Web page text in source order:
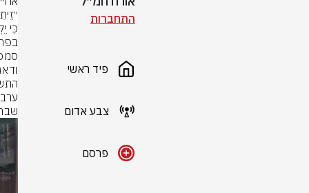
התחברות
פיד ראשי
צבע אדום
פרסם